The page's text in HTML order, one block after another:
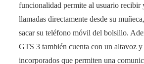
funcionalidad permite al usuario recibir
llamadas directamente desde su
sacar su teléfono móvil del bolsillo.
GTS 3 también cuenta con un altavoz
incorporados que permiten una